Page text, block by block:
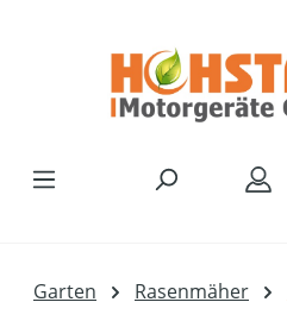
Garten Rasenmäher